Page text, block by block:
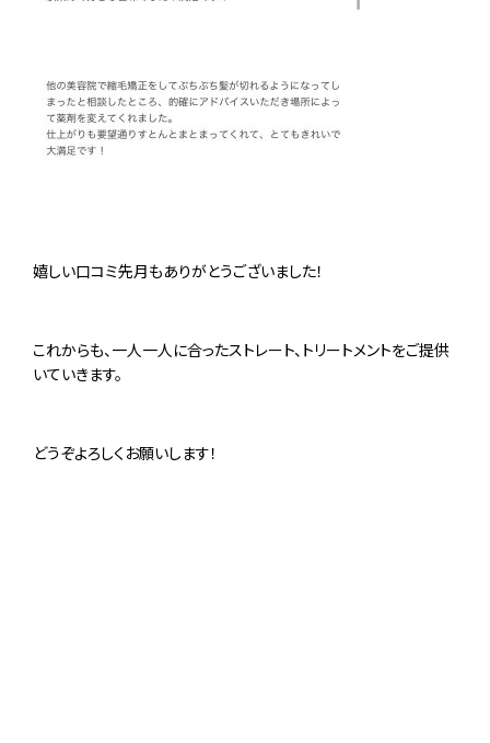
嬉しい口コミ先月もありがとうございました！
これからも、一人一人に合ったストレート、トリートメントをご提供
いていきます。
どうぞよろしくお願いします！